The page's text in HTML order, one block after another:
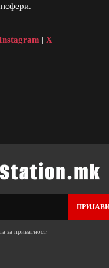
| X
за приватност.